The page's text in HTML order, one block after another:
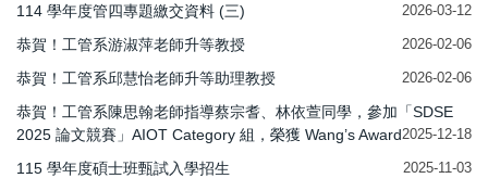
114 學年度管四專題繳交資料 (三) 2026-03-12
恭賀！工管系游淑萍老師升等教授 2026-02-06
恭賀！工管系邱慧怡老師升等助理教授 2026-02-06
恭賀！工管系陳思翰老師指導蔡宗耆、林依萱同學，參加「SDSE
2025 論文競賽」AIOT Category 組，榮獲 Wang’s Award2025-12-18
115 學年度碩士班甄試入學招生 2025-11-03